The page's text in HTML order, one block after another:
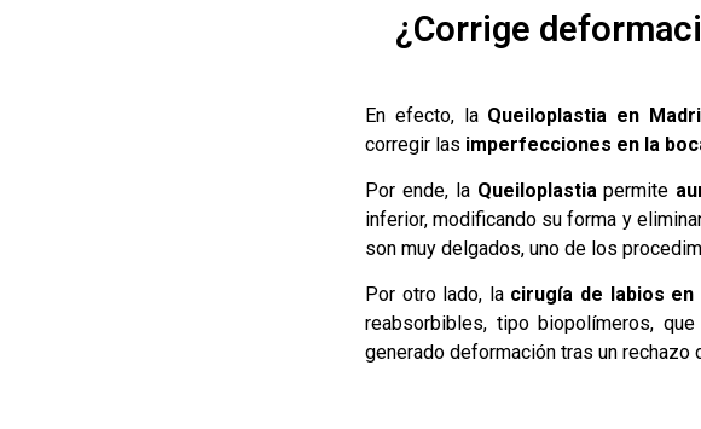
¿Corrige
En efecto, la Queiloplastia en
corregir las imperfecciones en la
Por ende, la Queiloplastiapermite
inferior, modificando su forma y
son muy delgados, uno de los
Por otro lado, la cirugía de labios en
reabsorbibles, tipo biopolímeros,
generado deformación tras un rechazo